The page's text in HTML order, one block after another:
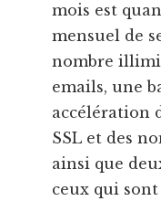
mois est
mensuel de
nombre
emails, une
accélération
SSL et des
ainsi que
ceux qui